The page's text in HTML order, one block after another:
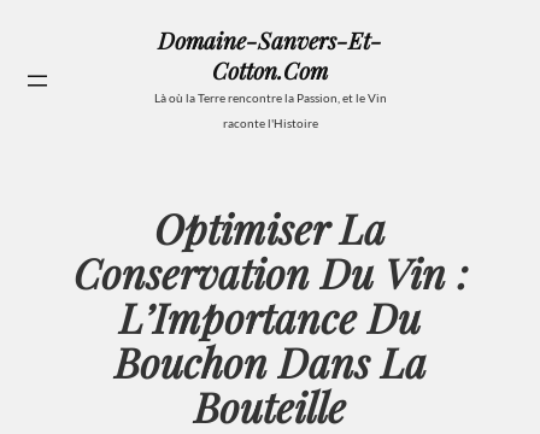
contenu
Domaine-Sanvers-Et-
Cotton.com
Là où la Terre rencontre la Passion, et le Vin
raconte l'Histoire
Optimiser La
Conservation Du Vin :
L’Importance Du
Bouchon Dans La
Bouteille